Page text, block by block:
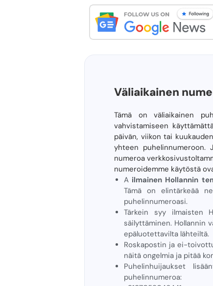
Väliaikainen
Tämä on väliaikainen
vahvistamiseen
päivän, viikon tai
yhteen
numeroa
numeroidemme käytöstä
A ilmainen Hollannin
Tämä on elintärkeää
puhelinnumeroasi.
Tärkein syy ilmaisten
säilyttäminen. Hollannin
epäluotettavilta lähteiltä.
Roskapostin ja ei-
näitä ongelmia ja pitää
Puhelinhuijaukset
puhelinnumeroa: